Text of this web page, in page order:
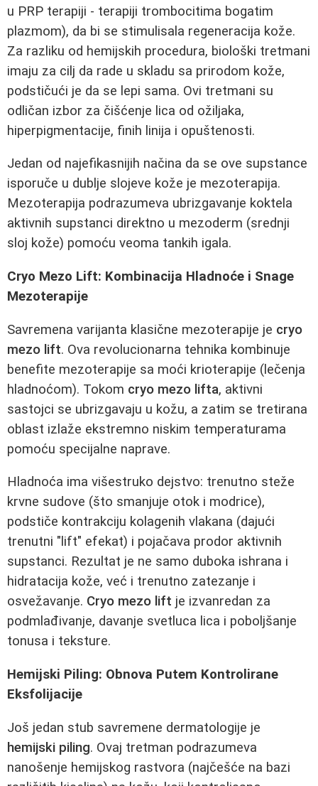
u PRP terapiji - terapiji trombocitima bogatim
plazmom), da bi se stimulisala regeneracija kože.
Za razliku od hemijskih procedura, biološki tretmani
imaju za cilj da rade u skladu sa prirodom kože,
podstičući je da se lepi sama. Ovi tretmani su
odličan izbor za čišćenje lica od ožiljaka,
hiperpigmentacije, finih linija i opuštenosti.
Jedan od najefikasnijih načina da se ove supstance
isporuče u dublje slojeve kože je mezoterapija.
Mezoterapija podrazumeva ubrizgavanje koktela
aktivnih supstanci direktno u mezoderm (srednji
sloj kože) pomoću veoma tankih igala.
Cryo Mezo Lift: Kombinacija Hladnoće i Snage
Mezoterapije
Savremena varijanta klasične mezoterapije je cryo
mezo lift. Ova revolucionarna tehnika kombinuje
benefite mezoterapije sa moći krioterapije (lečenja
hladnoćom). Tokom cryo mezo lifta, aktivni
sastojci se ubrizgavaju u kožu, a zatim se tretirana
oblast izlaže ekstremno niskim temperaturama
pomoću specijalne naprave.
Hladnoća ima višestruko dejstvo: trenutno steže
krvne sudove (što smanjuje otok i modrice),
podstiče kontrakciju kolagenih vlakana (dajući
trenutni "lift" efekat) i pojačava prodor aktivnih
supstanci. Rezultat je ne samo duboka ishrana i
hidratacija kože, već i trenutno zatezanje i
osvežavanje. Cryo mezo lift je izvanredan za
podmlađivanje, davanje svetluca lica i poboljšanje
tonusa i teksture.
Hemijski Piling: Obnova Putem Kontrolirane
Eksfolijacije
Još jedan stub savremene dermatologije je
hemijski piling. Ovaj tretman podrazumeva
nanošenje hemijskog rastvora (najčešće na bazi